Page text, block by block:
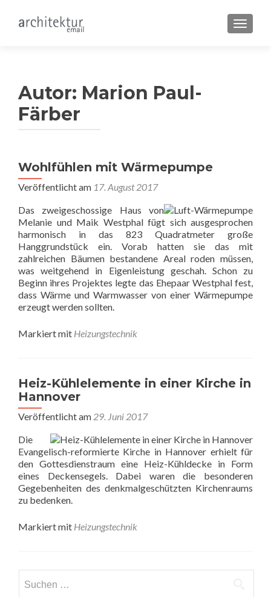
Autor: Marion Paul-
Färber
Wohlfühlen mit Wärmepumpe
Veröffentlicht am 17. August 2017
Das zweigeschossige Haus von
Melanie und Maik Westphal fügt sich ausgesprochen
harmonisch in das 823 Quadratmeter große
Hanggrundstück ein. Vorab hatten sie das mit
zahlreichen Bäumen bestandene Areal roden müssen,
was weitgehend in Eigenleistung geschah. Schon zu
Beginn ihres Projektes legte das Ehepaar Westphal fest,
dass Wärme und Warmwasser von einer Wärmepumpe
erzeugt werden sollten.
Markiert mit Heizungstechnik
Heiz-Kühlelemente in einer Kirche in
Hannover
Veröffentlicht am 29. Juni 2017
Die
Evangelisch-reformierte Kirche in Hannover erhielt für
den Gottesdienstraum eine Heiz-Kühldecke in Form
eines Deckensegels. Dabei waren die besonderen
Gegebenheiten des denkmalgeschützten Kirchenraums
zu bedenken.
Markiert mit Heizungstechnik
nach: